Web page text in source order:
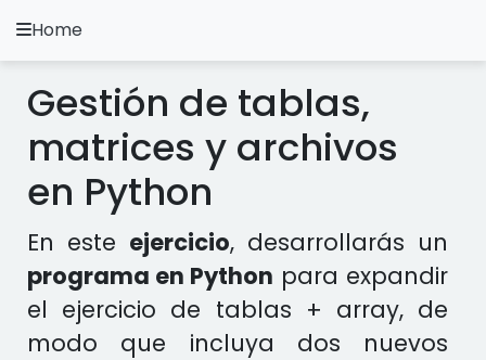
A.
Ejercicios Python
Instalación y Configuración
Metodología Python
Video Tutoriales
Ejercicios en otros Lenguajes
Home
Gestión de tablas,
matrices y archivos
en Python
En este ejercicio, desarrollarás un
programa en Python para expandir
el ejercicio de tablas + array, de
modo que incluya dos nuevos